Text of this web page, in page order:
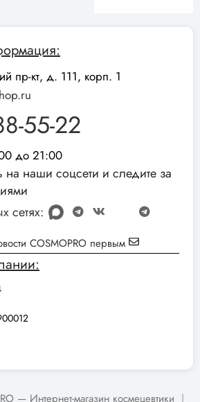
пр-кт, д. 111, корп. 1
55-22
до 21:00
на наши соцсети и следите за
сетях:
COSMOPRO первым
— Интернет-магазин космецевтики |